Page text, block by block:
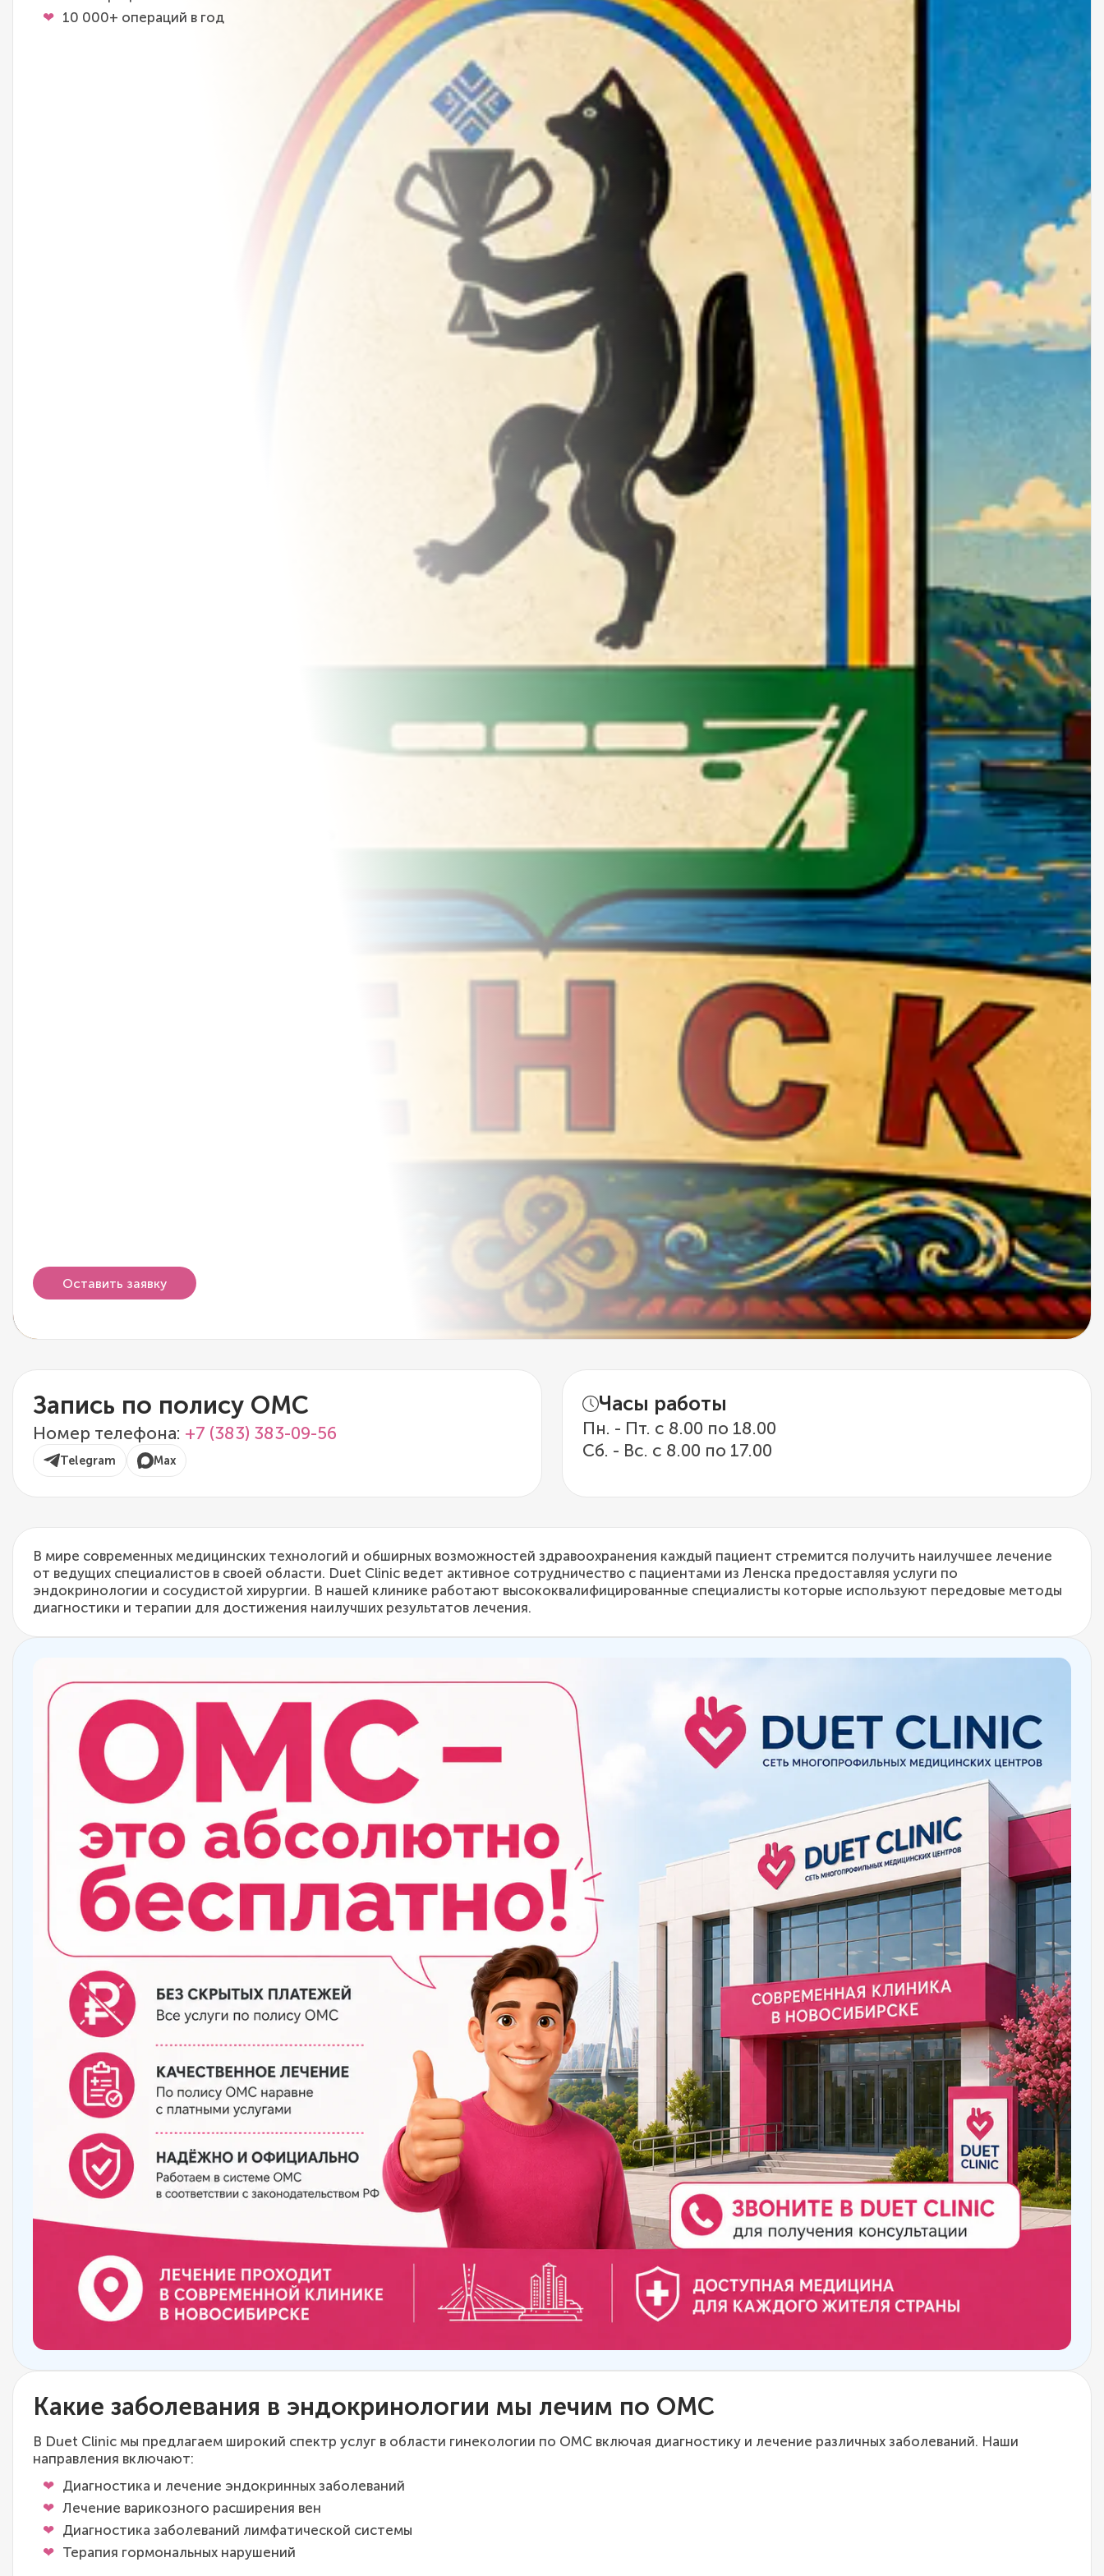
10 000+ операций в год
Оставить заявку
Запись по полису ОМС
Номер телефона: +7 (383) 383-09-56
Telegram Max
Часы работы
Пн. - Пт. с 8.00 по 18.00
Сб. - Вс. с 8.00 по 17.00
В мире современных медицинских технологий и обширных возможностей здравоохранения каждый пациент стремится получить наилучшее лечение
от ведущих специалистов в своей области. Duet Clinic ведет активное сотрудничество с пациентами из Ленска предоставляя услуги по
эндокринологии и сосудистой хирургии. В нашей клинике работают высококвалифицированные специалисты которые используют передовые методы
диагностики и терапии для достижения наилучших результатов лечения.
Какие заболевания в эндокринологии мы лечим по ОМС
В Duet Clinic мы предлагаем широкий спектр услуг в области гинекологии по ОМС включая диагностику и лечение различных заболеваний. Наши
направления включают:
Диагностика и лечение эндокринных заболеваний
Лечение варикозного расширения вен
Диагностика заболеваний лимфатической системы
Терапия гормональных нарушений